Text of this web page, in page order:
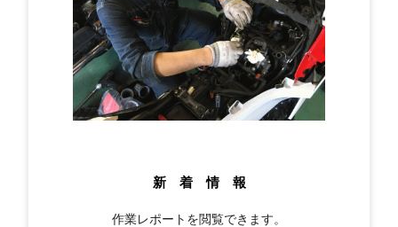
新 着 情 報
作業レポートを閲覧できます。